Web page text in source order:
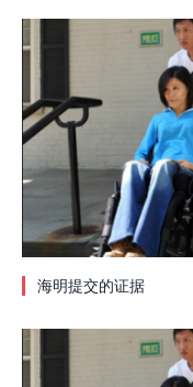
海明提交的证据